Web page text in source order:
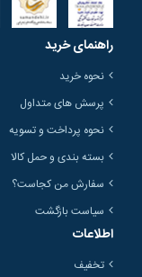
راهنمای خرید
نحوه خرید
پرسش های متداول
نحوه پرداخت و تسویه
بسته بندی و حمل کالا
سفارش من کجاست؟
سیاست بازگشت
اطلاعات
تخفیف